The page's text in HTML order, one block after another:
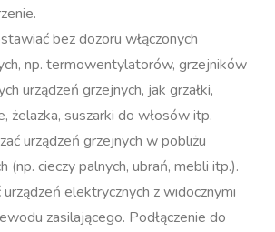
bez dozoru włączonych
np. termowentylatorów, grzejników
urządzeń grzejnych, jak grzałki,
żelazka, suszarki do włosów itp.
urządzeń grzejnych w pobliżu
(np. cieczy palnych, ubrań, mebli itp.).
elektrycznych z widocznymi
zasilającego. Podłączenie do